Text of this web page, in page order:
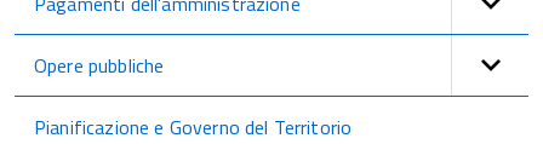
Opere pubbliche
Pianificazione e Governo del Territorio